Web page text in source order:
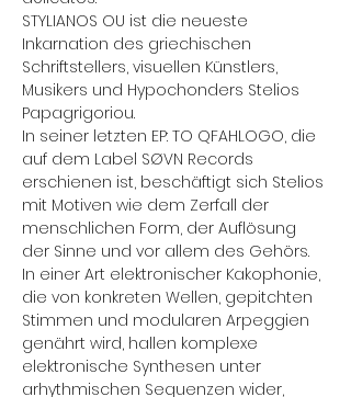
STYLIANOS OU ist die neueste
Inkarnation des griechischen
Schriftstellers, visuellen Künstlers,
Musikers und Hypochonders Stelios
Papagrigoriou.
In seiner letzten EP: TO QFAHLOGO, die
auf dem Label SØVN Records
erschienen ist, beschäftigt sich Stelios
mit Motiven wie dem Zerfall der
menschlichen Form, der Auflösung
der Sinne und vor allem des Gehörs.
In einer Art elektronischer Kakophonie,
die von konkreten Wellen, gepitchten
Stimmen und modularen Arpeggien
genährt wird, hallen komplexe
elektronische Synthesen unter
arhythmischen Sequenzen wider,